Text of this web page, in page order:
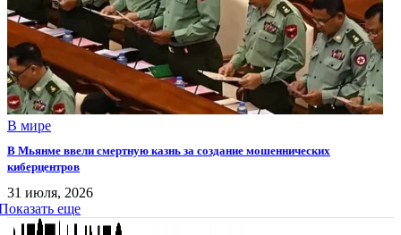
В мире
В Мьянме ввели смертную казнь за создание мошеннических
киберцентров
31 июля, 2026
еще